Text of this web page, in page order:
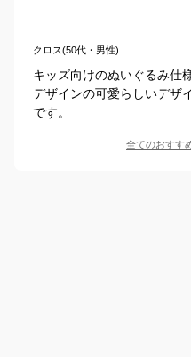
クロス(50代・男性)
キッズ向けのぬいぐるみ仕
デザインの可愛らしいデザ
です。
全てのおすす